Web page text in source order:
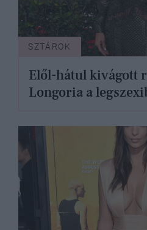
SZTÁROK
Elől-hátul kivágott
Longoria a